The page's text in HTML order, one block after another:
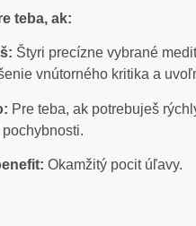
teba, ak:
Štyri precízne vybrané
vnútorného kritika a
Pre teba, ak potrebuješ
Okamžitý pocit úľavy.